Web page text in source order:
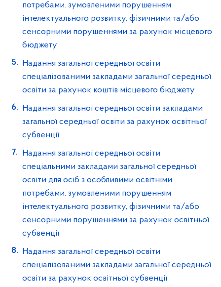
потребами. зумовленими порушенням
інтелектуального розвитку, фізичними та/або
сенсорними порушеннями за рахунок місцевого
бюджету
Надання загальної середньої освіти
спеціалізованими закладами загальної середньої
освіти за рахунок коштів місцевого бюджету
Надання загальної середньої освіти закладами
загальної середньої освіти за рахунок освітньої
субвенції
Надання загальної середньої освіти
спеціальними закладами загальної середньої
освіти для осіб з особливими освітніми
потребами. зумовленими порушенням
інтелектуального розвитку, фізичними та/або
сенсорними порушеннями за рахунок освітньої
субвенції
Надання загальної середньої освіти
спеціалізованими закладами загальної середньої
освіти за рахунок освітньої субвенції